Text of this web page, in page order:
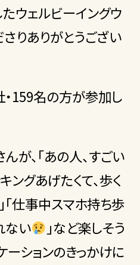
ウェルビーイングウ
さりありがとうござい
159名の方が参加し
が、「あの人、すごい
ングあげたくて、歩く
」「仕事中スマホ持ち歩
ない
」など楽しそう
ーションのきっかけに